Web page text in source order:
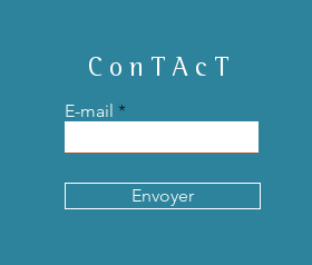
ConTAcT
E-mail
Envoyer